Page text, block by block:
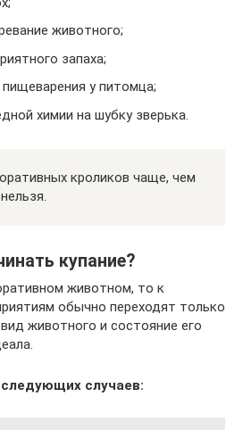
животного;
запаха;
у питомца;
химии на шубку зверька.
кроликов чаще, чем
купание?
животном, то к
обычно переходят только
животного и состояние его
случаев: